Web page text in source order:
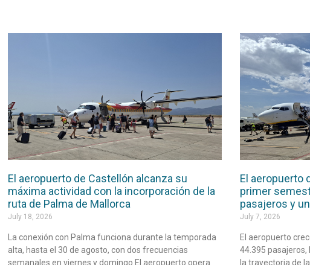
El aeropuerto de Castellón alcanza su
máxima actividad con la incorporación de la
ruta de Palma de Mallorca
July 18, 2026
La conexión con Palma funciona durante la temporada
alta, hasta el 30 de agosto, con dos frecuencias
semanales en viernes y domingo El aeropuerto opera
El aeropuerto
primer
pasajeros y
July 7, 2026
El aeropuerto
44.395
la trayectoria de